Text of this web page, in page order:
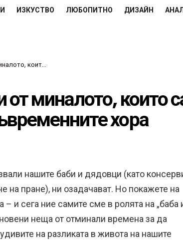
ИЗКУСТВО ЛЮБОПИТНО ДИЗАЙН
за съвременните хора
миналото, които
хора
нашите баби и дядовци (като
на пране), ни озадачават. Но покажете на
и сега ние самите сме в ролята на „баба
неща от отминали времена за да
на разликата в живота на нашите